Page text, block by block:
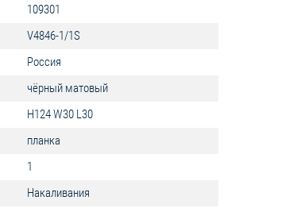
109301
V4846-1/1S
Россия
чёрный матовый
H124 W30 L30
планка
1
Накаливания